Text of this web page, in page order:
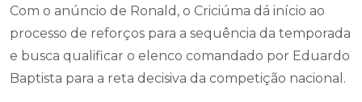
Com o anúncio de Ronald, o Criciúma dá início ao
processo de reforços para a sequência da temporada
e busca qualificar o elenco comandado por Eduardo
Baptista para a reta decisiva da competição nacional.